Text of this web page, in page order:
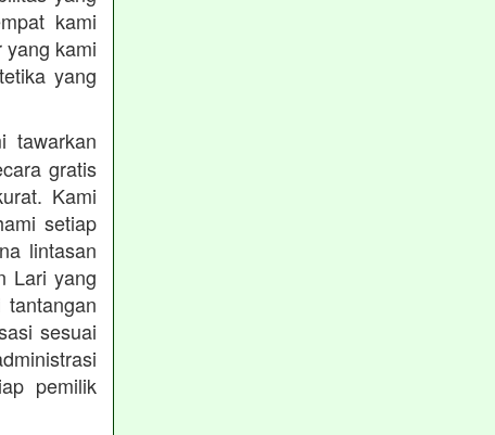
kami
kami
yang
tawarkan
gratis
Kami
setiap
lintasan
Lari yang
sesuai
pemilik